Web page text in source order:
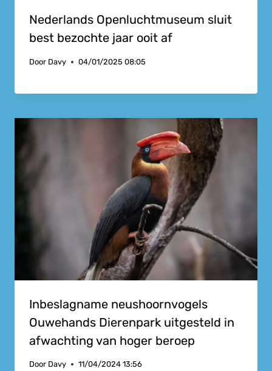
Nederlands Openluchtmuseum sluit
best bezochte jaar ooit af
Door Davy 04/01/2025 08:05
Inbeslagname neushoornvogels
Ouwehands Dierenpark uitgesteld in
afwachting van hoger beroep
Door Davy 11/04/2024 13:56